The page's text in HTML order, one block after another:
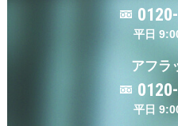
平日
アフラ
平日